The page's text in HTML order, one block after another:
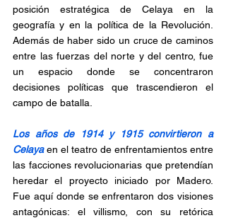
posición estratégica de Celaya en la
geografía y en la política de la Revolución.
Además de haber sido un cruce de caminos
entre las fuerzas del norte y del centro, fue
un espacio donde se concentraron
decisiones políticas que trascendieron el
campo de batalla.
Los años de 1914 y 1915 convirtieron a
Celaya en el teatro de enfrentamientos entre
las facciones revolucionarias que pretendían
heredar el proyecto iniciado por Madero.
Fue aquí donde se enfrentaron dos visiones
antagónicas: el villismo, con su retórica